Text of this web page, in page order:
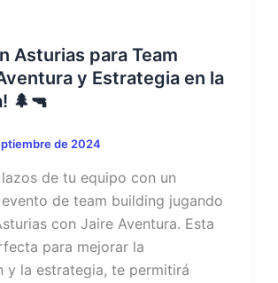
Asturias para Team
y Estrategia en la
🌲🔫
de 2024
de tu equipo con un
de team building jugando
con Jaire Aventura. Esta
para mejorar la
y la estrategia, te permitirá